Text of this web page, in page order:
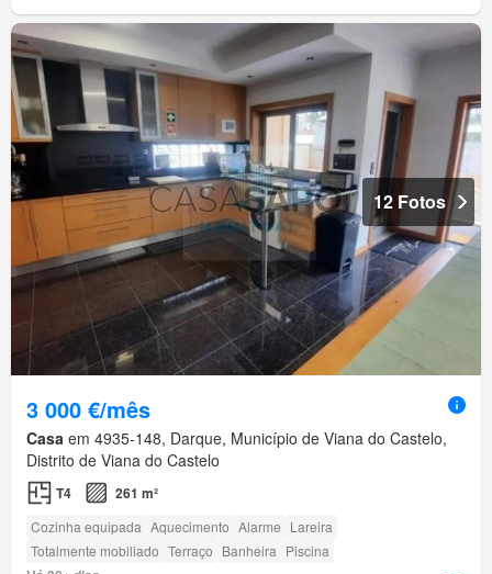
12 Fotos
3 000 €/mês
Casa em 4935-148, Darque, Município de Viana do Castelo,
Distrito de Viana do Castelo
T4 261 m²
Cozinha equipada Aquecimento Alarme Lareira
Totalmente mobiliado Terraço Banheira Piscina